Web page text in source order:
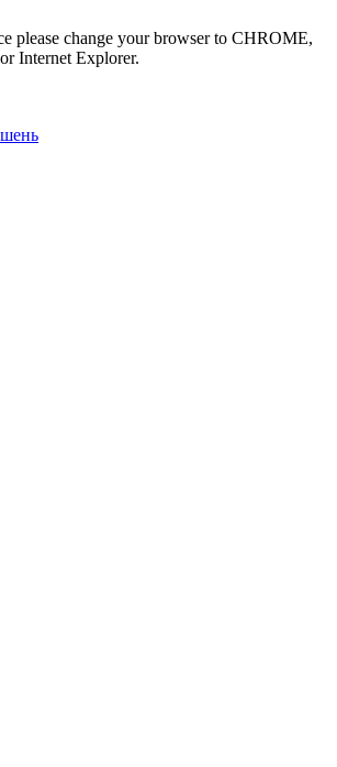
please change your browser to CHROME,
Internet Explorer.